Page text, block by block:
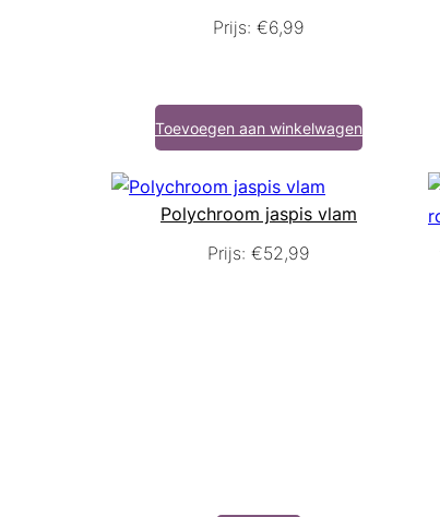
Prijs: €6,99
Toevoegen aan winkelwagen
Polychroom jaspis vlam
Prijs: €52,99